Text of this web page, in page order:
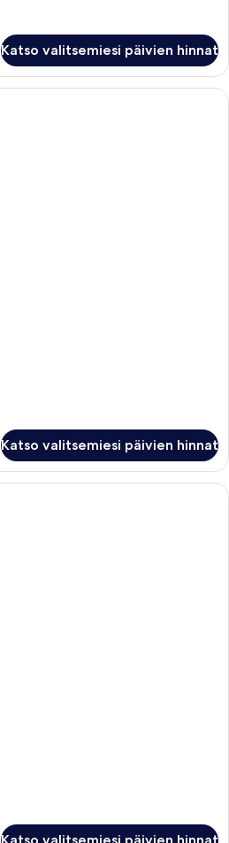
Katso valitsemiesi päivien hinnat
Katso valitsemiesi päivien hinnat